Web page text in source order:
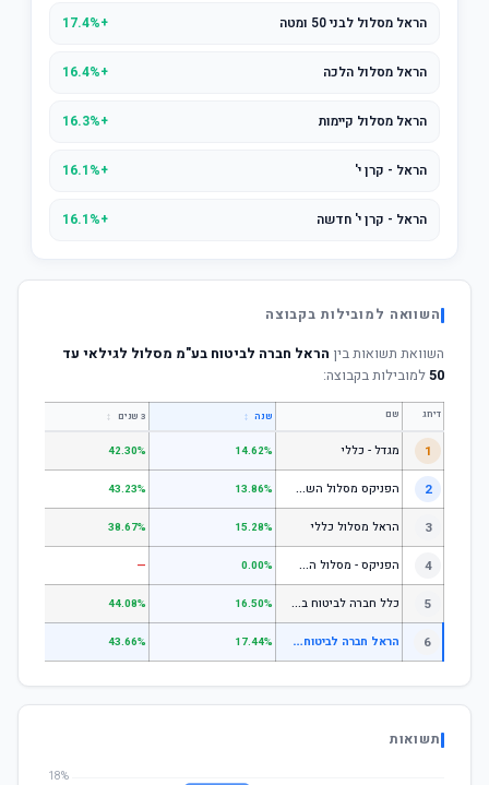
הראל מסלול לבני 50 ומטה +17.4%
הראל מסלול הלכה +16.4%
הראל מסלול קיימות +16.3%
הראל - קרן י' +16.1%
הראל - קרן י' חדשה +16.1%
השוואה למובילות בקבוצה
השוואת תשואות בין הראל חברה לביטוח בע"מ מסלול לגילאי עד
50למובילות בקבוצה:
דירוג שם שנה ↕ 3 שנים ↕
1 מגדל - כללי 14.62%
42.30%
2 ה
פניקס מסלול השקעה כללי 13.86%
43.23%
3 הראל מסלול כללי 15.28%
38.67%
4 ה
פניקס - מסלול השקעה בניהול אישי 0.00%
—
5 כ
לל חברה לביטוח בע"מ כללי 16.50%
44.08%
6 ה
ראל חברה לביטוח בע"מ מסלול לגילאי עד 50 17.44%
43.66%
תשואות